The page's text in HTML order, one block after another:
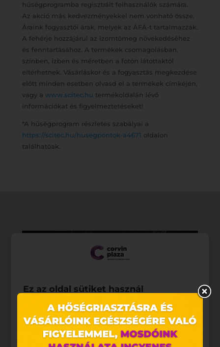
hűségprogramba regisztrált felhasználók számára.
Az akció más kedvezményekkel nem vonható össze.
Áraink fogyasztói árak, melyek az ÁFÁ-t tartalmazzák.
A fehérje hozzájárul az izomtömeg növekedéséhez
és fenntartásához. A termékek csomagolásban,
színben, ízben és méretben a fotón látottaktól
eltérhetnek. Vásárláskor és a fogyasztás megkezdése
előtt minden esetben olvasd el a termékek címkéjén,
vagy a www.scitec.hu termékoldalán lévő
információkat és figyelmeztetéseket!
*A hűségprogram részletes szabályai a
https://scitec.hu/husegpontok-a4671 oldalon
találhatóak.
Ez az oldal sütiket használ
Weboldalunkon „cookie"-kat (továbbiakban „süti")
alkalmazunk. Ezek olyan fájlok, melyek információt
tárolnak webes böngészőjében. Ehhez az Ön
hozzájárulása szükséges.